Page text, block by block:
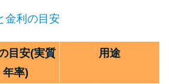
金利の目安
目安(実質
年率)
用途